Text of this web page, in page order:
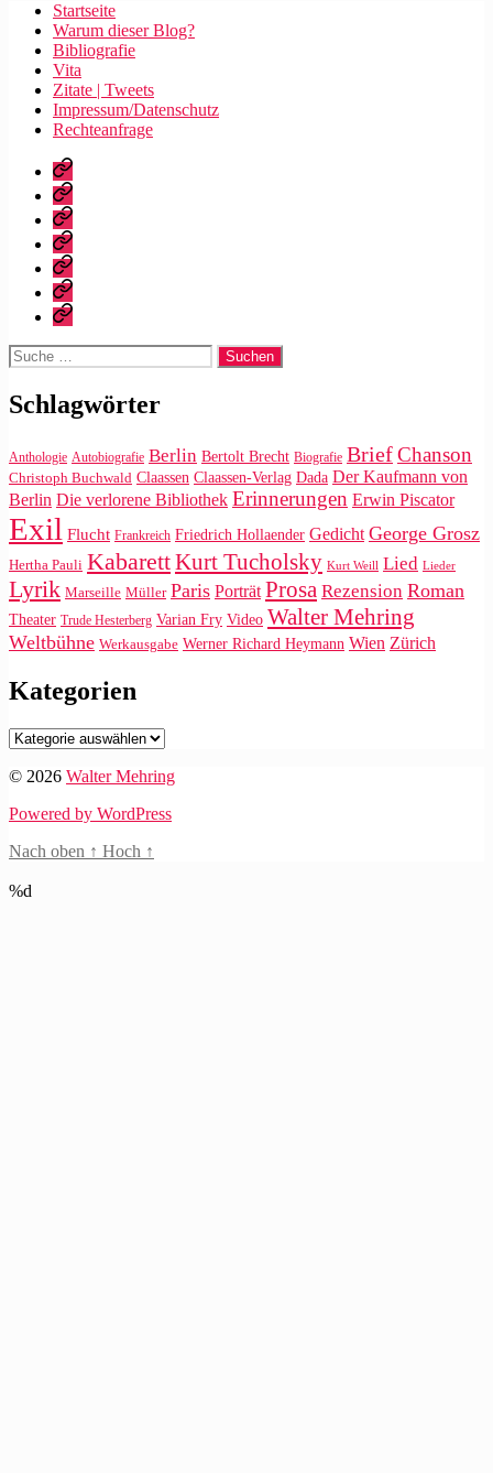
Startseite
Warum dieser Blog?
Bibliografie
Vita
Zitate | Tweets
Impressum/Datenschutz
Rechteanfrage
Startseite
Warum
dieser
Blog?
Bibliografie
Vita
Zitate
|
Tweets
Impressum/Datenschutz
Rechteanfrage
Suche
nach:
Schlagwörter
Anthologie Autobiografie Berlin Bertolt Brecht Biografie BriefChanson
Christoph Buchwald Claassen Claassen-Verlag Dada Der Kaufmann von
Berlin Die verlorene Bibliothek Erinnerungen Erwin Piscator
Exil Flucht Frankreich Friedrich Hollaender Gedicht George Grosz
Hertha Pauli KabarettKurt Tucholsky Kurt Weill Lied Lieder
Lyrik Marseille Müller Paris Porträt Prosa Rezension Roman
Theater Trude Hesterberg Varian Fry Video Walter Mehring
Weltbühne Werkausgabe Werner Richard Heymann Wien Zürich
Kategorien
Kategorien
© 2026 Walter Mehring
Powered by WordPress
Nach oben ↑ Hoch ↑
%d